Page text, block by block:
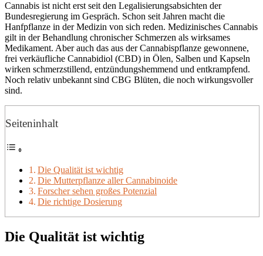
Cannabis ist nicht erst seit den Legalisierungsabsichten der
Bundesregierung im Gespräch. Schon seit Jahren macht die
Hanfpflanze in der Medizin von sich reden. Medizinisches Cannabis
gilt in der Behandlung chronischer Schmerzen als wirksames
Medikament. Aber auch das aus der Cannabispflanze gewonnene,
frei verkäufliche Cannabidiol (CBD) in Ölen, Salben und Kapseln
wirken schmerzstillend, entzündungshemmend und entkrampfend.
Noch relativ unbekannt sind CBG Blüten, die noch wirkungsvoller
sind.
Seiteninhalt
Die Qualität ist wichtig
Die Mutterpflanze aller Cannabinoide
Forscher sehen großes Potenzial
Die richtige Dosierung
Die Qualität ist wichtig